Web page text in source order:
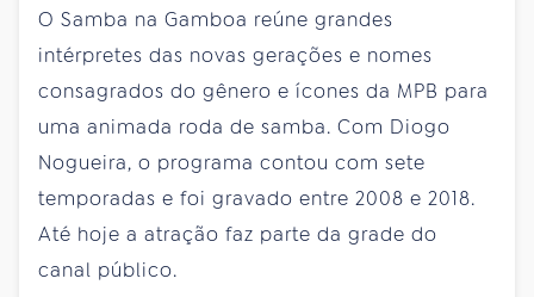
O Samba na Gamboa reúne grandes
intérpretes das novas gerações e nomes
consagrados do gênero e ícones da MPB para
uma animada roda de samba. Com Diogo
Nogueira, o programa contou com sete
temporadas e foi gravado entre 2008 e 2018.
Até hoje a atração faz parte da grade do
canal público.